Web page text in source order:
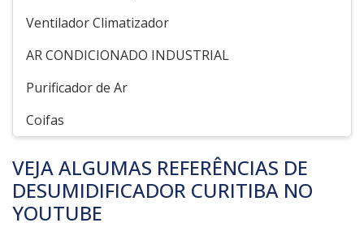
Ventilador Climatizador
AR CONDICIONADO INDUSTRIAL
Purificador de Ar
Coifas
VEJA ALGUMAS REFERÊNCIAS DE
DESUMIDIFICADOR CURITIBA NO
YOUTUBE